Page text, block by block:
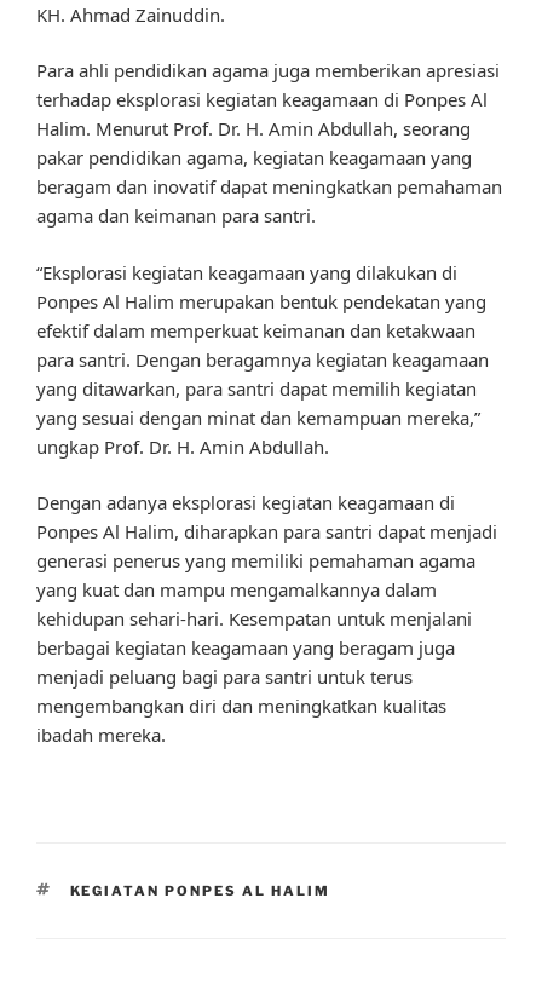
KH. Ahmad Zainuddin.
Para ahli pendidikan agama juga memberikan apresiasi
terhadap eksplorasi kegiatan keagamaan di Ponpes Al
Halim. Menurut Prof. Dr. H. Amin Abdullah, seorang
pakar pendidikan agama, kegiatan keagamaan yang
beragam dan inovatif dapat meningkatkan pemahaman
agama dan keimanan para santri.
“Eksplorasi kegiatan keagamaan yang dilakukan di
Ponpes Al Halim merupakan bentuk pendekatan yang
efektif dalam memperkuat keimanan dan ketakwaan
para santri. Dengan beragamnya kegiatan keagamaan
yang ditawarkan, para santri dapat memilih kegiatan
yang sesuai dengan minat dan kemampuan mereka,”
ungkap Prof. Dr. H. Amin Abdullah.
Dengan adanya eksplorasi kegiatan keagamaan di
Ponpes Al Halim, diharapkan para santri dapat menjadi
generasi penerus yang memiliki pemahaman agama
yang kuat dan mampu mengamalkannya dalam
kehidupan sehari-hari. Kesempatan untuk menjalani
berbagai kegiatan keagamaan yang beragam juga
menjadi peluang bagi para santri untuk terus
mengembangkan diri dan meningkatkan kualitas
ibadah mereka.
TAGS
KEGIATAN PONPES AL HALIM